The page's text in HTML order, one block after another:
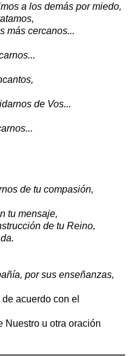
a los demás por miedo,
más cercanos...
de Vos...
de tu compasión,
tu mensaje,
de tu Reino,
por sus enseñanzas,
acuerdo con el
u otra oración